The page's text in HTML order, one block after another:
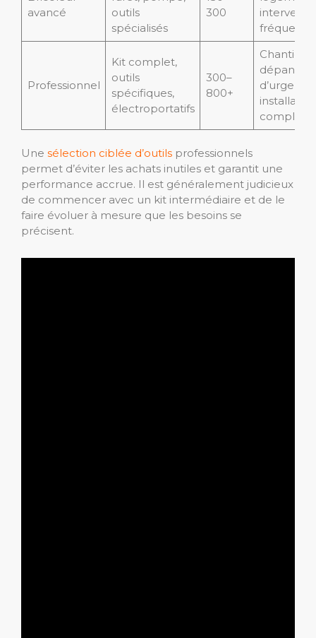
avancé
outils
spécialisés
300
Professionnel
Kit complet,
outils
spécifiques,
électroportatifs
300–
800+
Chantiers,
d’urgence,
Une sélection ciblée d’outils professionnels
permet d’éviter les achats inutiles et garantit une
performance accrue. Il est généralement judicieux
de commencer avec un kit intermédiaire et de le
faire évoluer à mesure que les besoins se
précisent.